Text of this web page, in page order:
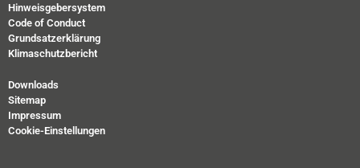
Hinweisgebersystem
Code of Conduct
Grundsatzerklärung
Klimaschutzbericht
Downloads
Sitemap
Impressum
Cookie-Einstellungen